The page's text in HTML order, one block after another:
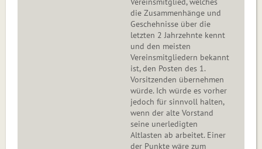
die Zusammenhänge und
Geschehnisse über die
letzten 2 Jahrzehnte kennt
und den meisten
Vereinsmitgliedern bekannt
ist, den Posten des 1.
Vorsitzenden übernehmen
würde. Ich würde es vorher
jedoch für sinnvoll halten,
wenn der alte Vorstand
seine unerledigten
Altlasten ab arbeitet. Einer
der Punkte wäre zum